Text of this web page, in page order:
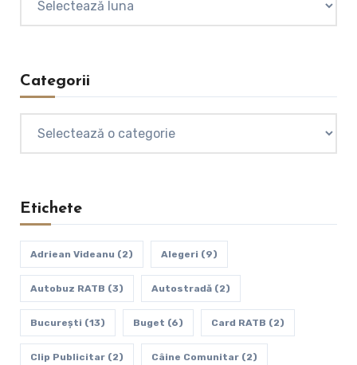
Categorii
Etichete
Adriean Videanu (2) Alegeri (9)
Autobuz RATB (3) Autostradă(2)
Bucureşti (13) Buget (6) Card RATB (2)
Clip Publicitar(2) Câine Comunitar(2)